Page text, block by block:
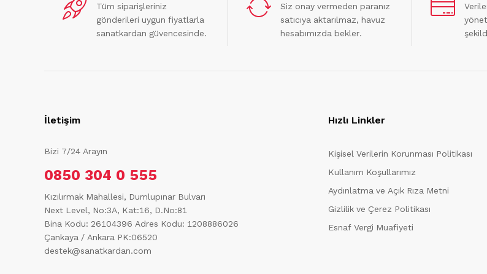
Tüm siparişleriniz
gönderileri uygun fiyatlarla
sanatkardan güvencesinde.
Siz onay vermeden paranız
satıcıya aktarılmaz, havuz
hesabımızda bekler.
İletişim
Bizi 7/24 Arayın
0850 304 0 555
Kızılırmak Mahallesi, Dumlupınar Bulvarı
Next Level, No:3A, Kat:16, D.No:81
Bina Kodu: 26104396 Adres Kodu: 1208886026
Çankaya / Ankara PK:06520
destek@sanatkardan.com
Hızlı Linkler
Kişisel Verilerin Korunması Politikası
Kullanım Koşullarımız
Aydınlatma ve Açık Rıza Metni
Gizlilik ve Çerez Politikası
Esnaf Vergi Muafiyeti